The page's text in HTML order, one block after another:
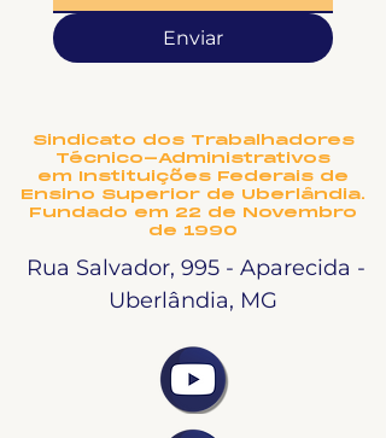
Enviar
Sindicato dos Trabalhadores
Técnico-Administrativos
em Instituições Federais de
Ensino Superior de Uberlândia.
Fundado em 22 de Novembro
de 1990
Rua Salvador, 995 - Aparecida -
Uberlândia, MG